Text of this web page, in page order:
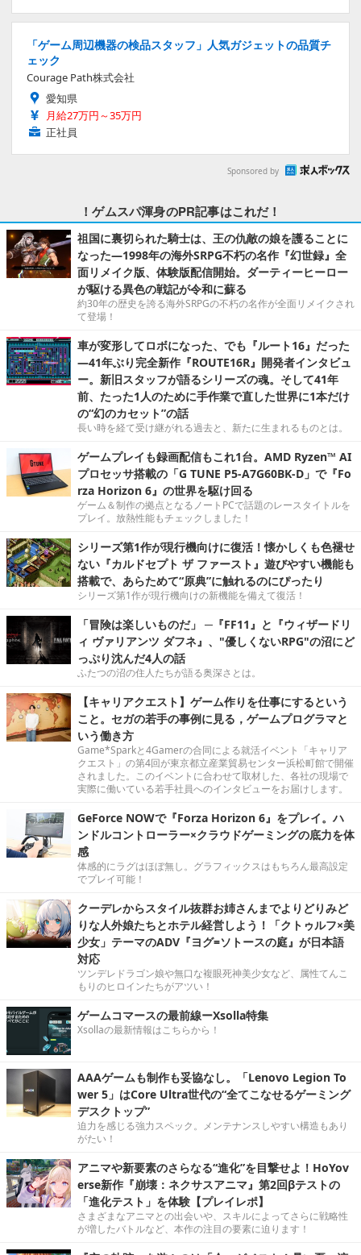
「ゲーム周辺機器の検品スタッフ」人気ガジェットの品質チ
ェック
Courage Path株式会社
愛知県
月給27万円～35万円
正社員
Sponsored by
！ゲムスパ渾身のPR記事はこれだ！
祖国に裏切られた騎士は、王の仇敵の娘を護ることに
なった―1998年の海外SRPG不朽の名作『幻世録』全
面リメイク版、体験版配信開始。ダーティーヒーロー
が駆ける異色の戦記が令和に蘇る
約30年の歴史を誇る海外SRPGの不朽の名作が全面リメイクされ
て登場！
車が変形してロボになった、でも『ルート16』だった
―41年ぶり完全新作『ROUTE16R』開発者インタビュ
ー。新旧スタッフが語るシリーズの魂。そして41年
前、たった1人のために手作業で直した世界に1本だけ
の“幻のカセット”の話
長い時を経て受け継がれる過去と、新たに生まれるものとは。
ゲームプレイも録画配信もこれ1台。AMD Ryzen™ AI
プロセッサ搭載の「G TUNE P5-A7G60BK-D」で『Fo
rza Horizon 6』の世界を駆け回る
ゲーム＆制作の拠点となるノートPCで話題のレースタイトルを
プレイ。放熱性能もチェックしました！
シリーズ第1作が現行機向けに復活！懐かしくも色褪せ
ない『カルドセプト ザ ファースト』遊びやすい機能も
搭載で、あらためて“原典”に触れるのにぴったり
シリーズ第1作が現行機向けの新機能を備えて復活！
「冒険は楽しいものだ」 ─『FF11』と『ウィザードリ
ィ ヴァリアンツ ダフネ』、"優しくないRPG"の沼にど
っぷり沈んだ4人の話
ふたつの沼の住人たちが語る奥深さとは。
【キャリアクエスト】ゲーム作りを仕事にするという
こと。セガの若手の事例に見る，ゲームプログラマと
いう働き方
Game*Sparkと4Gamerの合同による就活イベント「キャリア
クエスト」の第4回が東京都立産業貿易センター浜松町館で開催
されました。このイベントに合わせて取材した、各社の現場で
実際に働いている若手社員へのインタビューをお届けします。
GeForce NOWで『Forza Horizon 6』をプレイ。ハ
ンドルコントローラー×クラウドゲーミングの底力を体
感
体感的にラグはほぼ無し。グラフィックスはもちろん最高設定
でプレイ可能！
クーデレからスタイル抜群お姉さんまでよりどりみど
りな人外娘たちとホテル経営しよう！「クトゥルフ×美
少女」テーマのADV『ヨグ=ソトースの庭』が日本語
対応
ツンデレドラゴン娘や無口な複眼死神美少女など、属性てんこ
もりのヒロインたちがアツい！
ゲームコマースの最前線ーXsolla特集
Xsollaの最新情報はこちらから！
AAAゲームも制作も妥協なし。「Lenovo Legion To
wer 5」はCore Ultra世代の“全てこなせるゲーミング
デスクトップ”
迫力を感じる強力スペック。メンテナンスしやすい構造もあり
がたい！
アニマや新要素のさらなる“進化”を目撃せよ！HoYov
erse新作『崩壊：ネクサスアニマ』第2回βテストの
「進化テスト」を体験【プレイレポ】
さまざまなアニマとの出会いや、スキルによってさらに戦略性
が増したバトルなど、本作の注目の要素に迫ります！